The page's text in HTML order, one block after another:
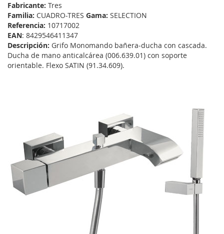
Fabricante: Tres
Familia: CUADRO-TRES Gama: SELECTION
Referencia: 10717002
EAN: 8429546411347
Descripción: Grifo Monomando bañera‑ducha con cascada.
Ducha de mano anticalcárea (006.639.01) con soporte
orientable. Flexo SATIN (91.34.609).